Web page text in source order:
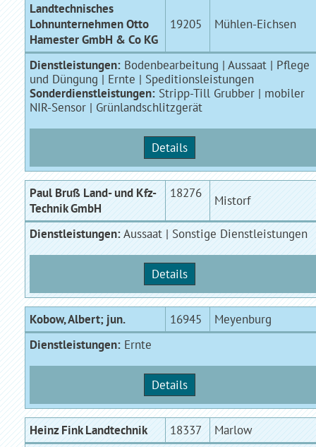
Landtechnisches
Lohnunternehmen Otto
Hamester GmbH & Co KG
19205 Mühlen-Eichsen
Dienstleistungen: Bodenbearbeitung | Aussaat | Pflege
und Düngung | Ernte | Speditionsleistungen
Sonderdienstleistungen: Stripp-Till Grubber | mobiler
NIR-Sensor | Grünlandschlitzgerät
Details
Paul Bruß Land- und Kfz-
Technik GmbH
18276 Mistorf
Dienstleistungen:Aussaat | Sonstige Dienstleistungen
Details
Kobow, Albert; jun. 16945
Meyenburg
Dienstleistungen: Ernte
Details
Heinz Fink Landtechnik 18337
Marlow